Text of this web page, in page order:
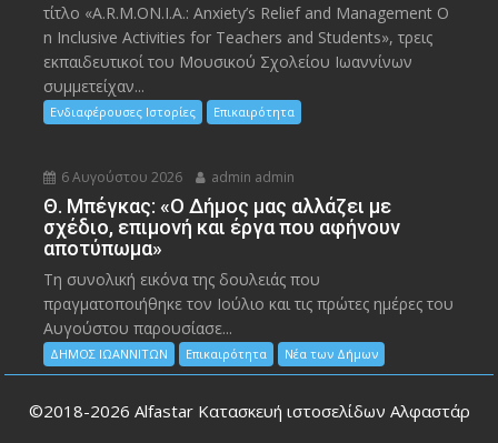
τίτλο «A.R.M.ON.I.A.: Anxiety’s Relief and Management O
n Inclusive Activities for Teachers and Students», τρεις
εκπαιδευτικοί του Μουσικού Σχολείου Ιωαννίνων
συμμετείχαν...
Ενδιαφέρουσες Ιστορίες Επικαιρότητα
6 Αυγούστου 2026 admin admin
Θ. Μπέγκας: «Ο Δήμος μας αλλάζει με
σχέδιο, επιμονή και έργα που αφήνουν
αποτύπωμα»
Τη συνολική εικόνα της δουλειάς που
πραγματοποιήθηκε τον Ιούλιο και τις πρώτες ημέρες του
Αυγούστου παρουσίασε...
ΔΗΜΟΣ ΙΩΑΝΝΙΤΩΝ Επικαιρότητα Νέα των Δήμων
©2018-2026 Alfastar Κατασκευή ιστοσελίδων Αλφαστάρ